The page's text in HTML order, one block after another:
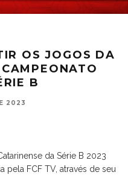
OS JOGOS DA
B
2023
da Série B 2023
pela FCF TV, através de seu